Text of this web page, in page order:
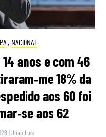
, NACIONAL
anos e com 46
18% da
aos 60 foi
aos 62
|João Luís